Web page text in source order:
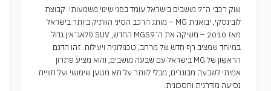
שוק רכבי ה־7 מושבים בישראל עומד בפני שינוי משמעותי. קבוצת
לובינסקי, יבואנית MG – מותג הרכב הסיני הוותיק ביותר בישראל
מאז 2010 – משיקה את ה־MGS9 החדש, SUV פלאג־אין גדול
במיוחד שמציב רף חדש של מרחב, טכנולוגיה ויעילות. זהו הדגם
הראשון של MG בישראל עם שבעה מושבים, והוא מציע פתרון
אמיתי לשבעה מבוגרים, מבלי לוותר על תא מטען שימושי ועל חוויית
נסיעה מודרנית וחסכונית.